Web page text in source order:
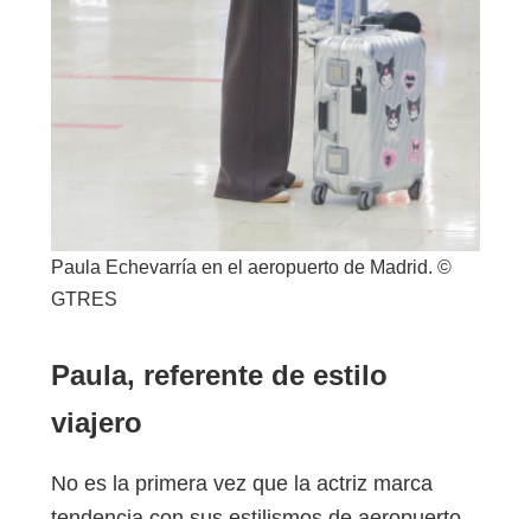
Paula Echevarría en el aeropuerto de Madrid. ©
GTRES
Paula, referente de estilo
viajero
No es la primera vez que la actriz marca